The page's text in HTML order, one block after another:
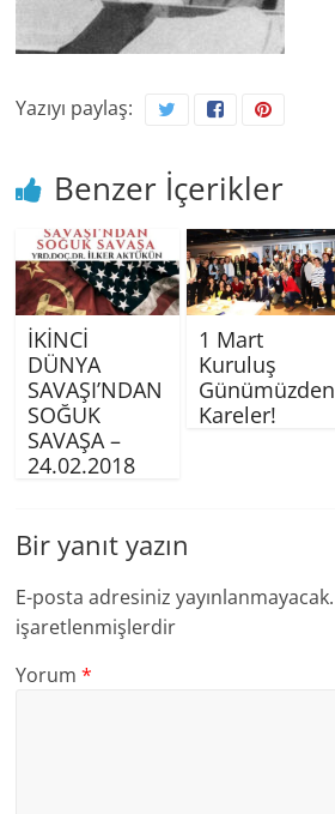
Yazıyı paylaş:
Benzer İçerikler
İKİNCİ
DÜNYA
SAVAŞI’NDAN
SOĞUK
SAVAŞA –
24.02.2018
1 Mart
Kuruluş
Günümüzden
Kareler!
Bir yanıt yazın
E-posta adresiniz yayınlanmayacak.
işaretlenmişlerdir
Yorum*